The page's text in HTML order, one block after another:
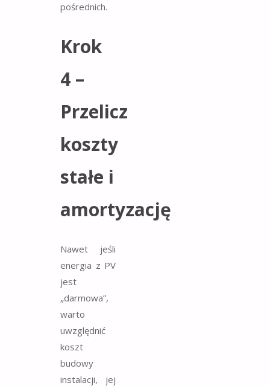
pośrednich.
Krok
4 –
Przelicz
koszty
stałe i
amortyzację
Nawet jeśli
energia z PV
jest
„darmowa”,
warto
uwzględnić
koszt
budowy
instalacji, jej